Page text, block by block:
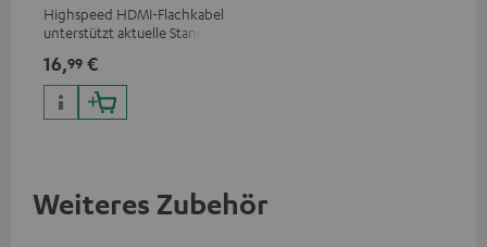
Highspeed HDMI-Flachkabel
unterstützt aktuelle Standards
16,99 €
Weiteres Zubehör